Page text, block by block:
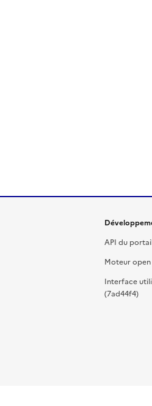
API du portail
Moteur open
Interface
(7ad44f4)